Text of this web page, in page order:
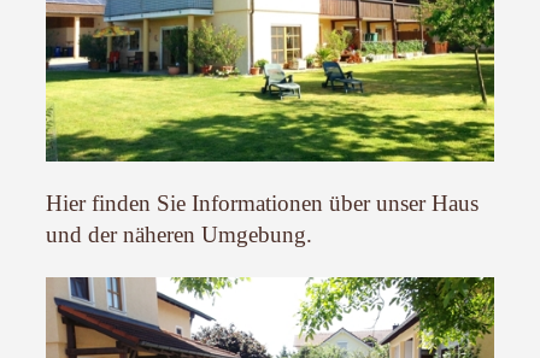
Hier finden Sie Informationen über unser Haus
und der näheren Umgebung.